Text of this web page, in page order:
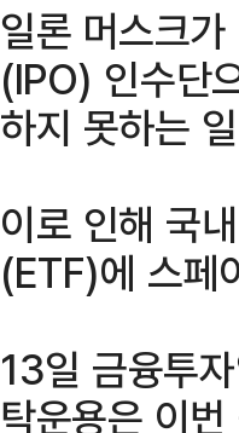
일론 머스크
(IPO) 인수단
하지 못하는
이로 인해 국
(ETF)에 스페
13일 금융투
탁운용은 이